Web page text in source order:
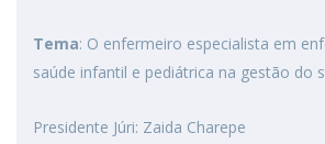
Tema: O enfermeiro especialista em
saúde infantil e pediátrica na gestão do
Presidente Júri: Zaida Charepe